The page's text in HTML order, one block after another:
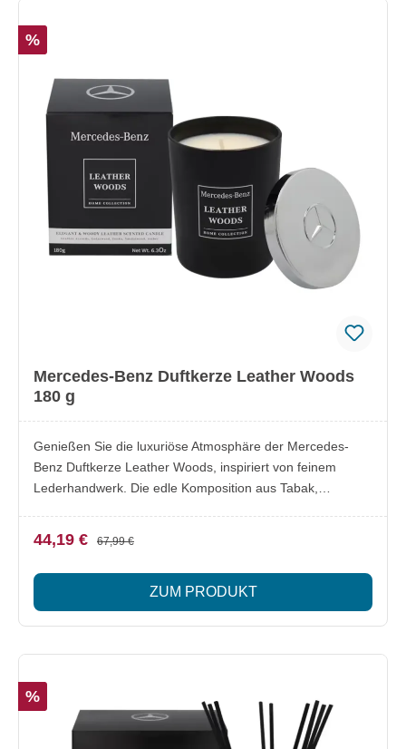
Bergamotte, Mandarine, Zitrone, reifer Feige,
farbstofffreiem Pflanzenwachs Docht aus reiner Baumwolle
für ein gleichmäßiges Abbrennen Brenndauer bis zu 30
Stunden Made in France Teil der nachhaltigen und
innovativen Raumduftkollektion von Mercedes-Benz
Parfums
%
Mercedes-Benz Duftkerze Leather Woods
180 g
Genießen Sie die luxuriöse Atmosphäre der Mercedes-
Benz Duftkerze Leather Woods, inspiriert von feinem
Lederhandwerk. Die edle Komposition aus Tabak,
Gefertigt aus 100 % farbstofffreiem Pflanzenwachs mit
einem Docht aus reiner Baumwolle, vereint diese
Duftkerze Nachhaltigkeit mit höchster Qualität.
Lieferumfang: 1x Duftkerze Leather Woods, 180 g
Zedernholz, Sandelholz und Bernstein Hochwertiges
eine gleichmäßige Verbrennung Brenndauer: bis zu 30
Stunden Nachhaltig & innovativ – Made in France Edle
Geschenkidee für Liebhaber exklusiver Düfte
44,19 € 67,99 €
ZUM PRODUKT
%